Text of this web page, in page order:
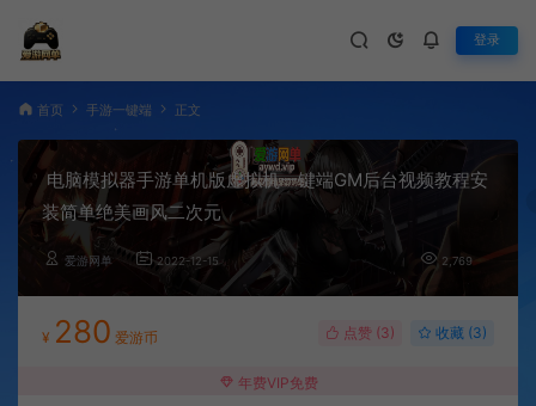
登录
首页 手游一键端 正文
电脑模拟器手游单机版虚拟机一键端GM后台视频教程安
装简单绝美画风二次元
爱游网单 2022-12-15 2,769
¥ 280 爱游币 点赞 (3) 收藏 (3)
年费VIP免费